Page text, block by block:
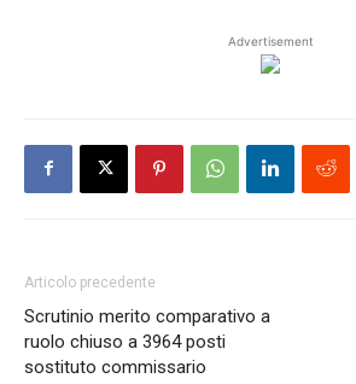
Advertisement
Articolo precedente
Scrutinio merito comparativo a
ruolo chiuso a 3964 posti
sostituto commissario